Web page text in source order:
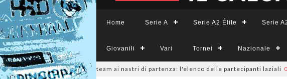
Home Serie A Serie A2 Élite Serie
Giovanili Vari Tornei Nazionale
sono 14 i team ai nastri di partenza: l'elenco delle partecipanti laziali 06/08/